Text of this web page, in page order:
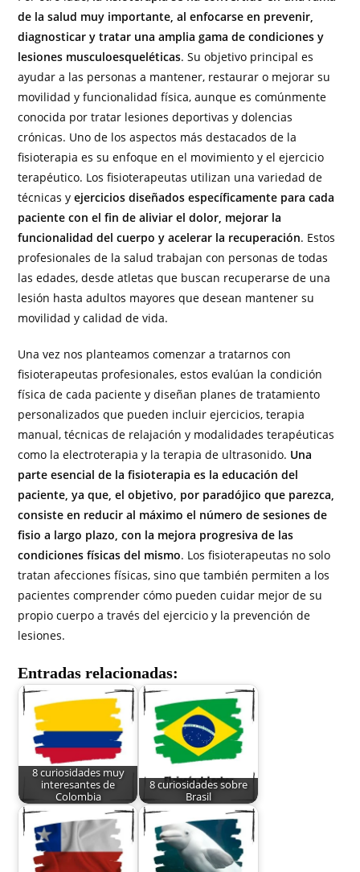
de la salud muy importante, al enfocarse en prevenir,
diagnosticar y tratar una amplia gama de condiciones y
lesiones musculoesqueléticas. Su objetivo principal es
ayudar a las personas a mantener, restaurar o mejorar su
movilidad y funcionalidad física, aunque es comúnmente
conocida por tratar lesiones deportivas y dolencias
crónicas. Uno de los aspectos más destacados de la
fisioterapia es su enfoque en el movimiento y el ejercicio
terapéutico. Los fisioterapeutas utilizan una variedad de
técnicas yejercicios diseñados específicamente para cada
paciente con el fin de aliviar el dolor, mejorar la
funcionalidad del cuerpo y acelerar la recuperación. Estos
profesionales de la salud trabajan con personas de todas
las edades, desde atletas que buscan recuperarse de una
lesión hasta adultos mayores que desean mantener su
movilidad y calidad de vida.
Una vez nos planteamos comenzar a tratarnos con
fisioterapeutas profesionales, estos evalúan la condición
física de cada paciente y diseñan planes de tratamiento
personalizados que pueden incluir ejercicios, terapia
manual, técnicas de relajación y modalidades terapéuticas
como la electroterapia y la terapia de ultrasonido. Una
parte esencial de la fisioterapia es la educación del
paciente, ya que, el objetivo, por paradójico que parezca,
consiste en reducir al máximo el número de sesiones de
fisio a largo plazo, con la mejora progresiva de las
condiciones físicas del mismo. Los fisioterapeutas no solo
tratan afecciones físicas, sino que también permiten a los
pacientes comprender cómo pueden cuidar mejor de su
propio cuerpo a través del ejercicio y la prevención de
lesiones.
Entradas relacionadas:
8 curiosidades muy
interesantes de
Colombia
8 curiosidades sobre
Brasil